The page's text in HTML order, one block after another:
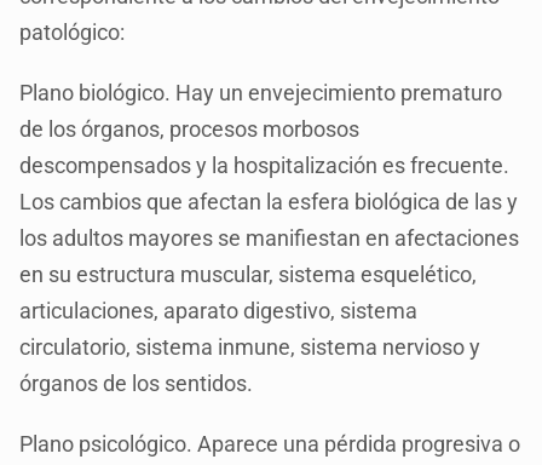
patológico:
Plano biológico. Hay un envejecimiento prematuro
de los órganos, procesos morbosos
descompensados y la hospitalización es frecuente.
Los cambios que afectan la esfera biológica de las y
los adultos mayores se manifiestan en afectaciones
en su estructura muscular, sistema esquelético,
articulaciones, aparato digestivo, sistema
circulatorio, sistema inmune, sistema nervioso y
órganos de los sentidos.
Plano psicológico. Aparece una pérdida progresiva o